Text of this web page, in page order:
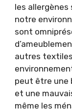
les
notre
sont
autres
peut être une
et une
même les